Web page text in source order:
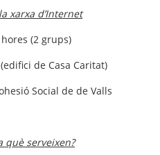
xarxa d’Internet
(2 grups)
de Casa Caritat)
Social de de Valls
què serveixen?